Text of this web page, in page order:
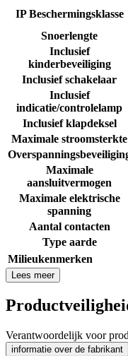
IP Beschermingsklasse
Snoerlengte
Inclusief
kinderbeveiliging
Inclusief schakelaar
Inclusief
indicatie/controlelamp
Inclusief klapdeksel
Maximale stroomsterkte
Maximale
aansluitvermogen
Maximale elektrische
spanning
Aantal contacten
Type aarde
Milieukenmerken
Lees meer
Verantwoordelijk voor
informatie over de fabrikant